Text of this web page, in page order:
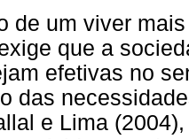
de um viver
que a
efetivas no
das
e Lima